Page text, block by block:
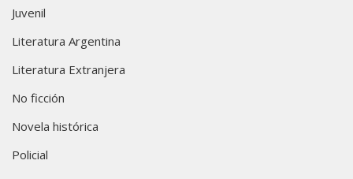
Juvenil
Literatura Argentina
Literatura Extranjera
No ficción
Novela histórica
Policial